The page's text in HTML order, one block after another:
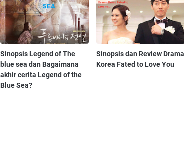
Sinopsis Legend of The
blue sea dan Bagaimana
akhir cerita Legend of the
Blue Sea?
Sinopsis dan Review Drama
Korea Fated to Love You